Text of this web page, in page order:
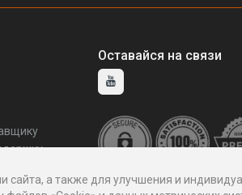
Оставайся на связи
а также для улучшения и